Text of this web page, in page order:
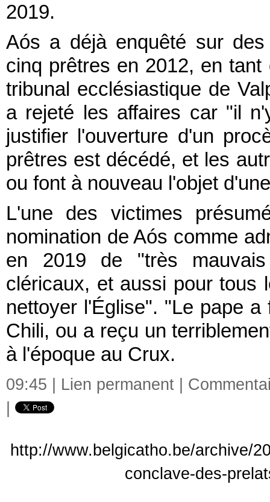
2019.
Aós a déjà enquêté sur
cinq prêtres en 2012, en
tribunal ecclésiastique de
a rejeté les affaires car "il
justifier l'ouverture d'un
prêtres est décédé, et les
ou font à nouveau l'objet
L'une des victimes
nomination de Aós comme
en 2019 de "très
cléricaux, et aussi pour tous
nettoyer l'Église". "Le pape a
Chili, ou a reçu un
à l'époque au Crux.
09:45 | Lien permanent
http://www.belgicatho.be/archive/
conclave-des-